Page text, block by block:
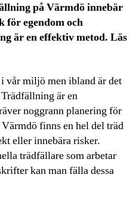
på Värmdö innebär
för egendom och
är en effektiv metod. Läs
vår miljö men ibland är det
är en
noggrann planering för
finns en hel del träd
eller innebära risker.
trädfällare som arbetar
kan man fälla dessa